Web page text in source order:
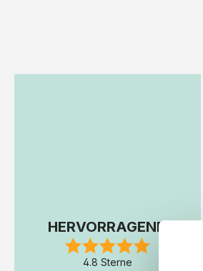
HERVORRAGEND
4.8 Sterne